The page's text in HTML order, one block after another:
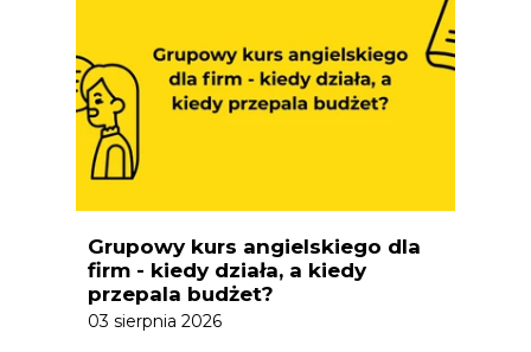
Grupowy kurs angielskiego dla
firm - kiedy działa, a kiedy
przepala budżet?
03 sierpnia 2026